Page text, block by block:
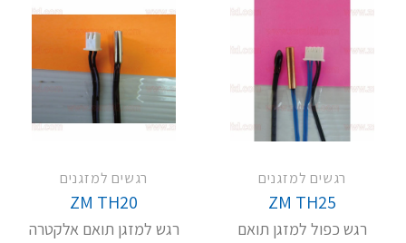
רגשים למזגנים
ZM TH25
רגש כפול למזגן תואם
רגשים למזגנים
ZM TH20
רגש למזגן תואם אלקטרה